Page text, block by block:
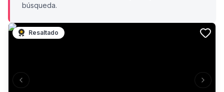
búsqueda.
Previous slide Next
Resaltado